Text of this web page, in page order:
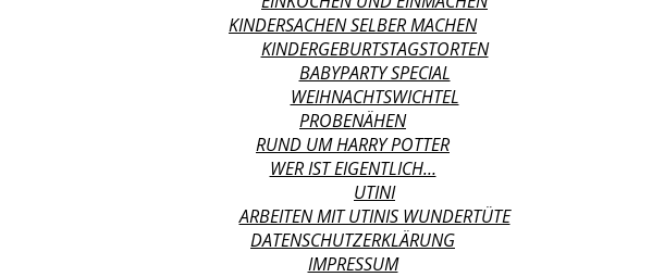
KINDERSACHEN SELBER MACHEN
KINDERGEBURTSTAGSTORTEN
BABYPARTY SPECIAL
WEIHNACHTSWICHTEL
PROBENÄHEN
RUND UM HARRY POTTER
WER IST EIGENTLICH…
UTINI
ARBEITEN MIT UTINIS WUNDERTÜTE
DATENSCHUTZERKLÄRUNG
IMPRESSUM